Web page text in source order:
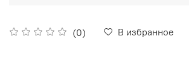
(0) В избранное